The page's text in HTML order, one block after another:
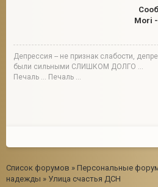
Mori -
Депрессия -- не признак слабости,
были сильными СЛИШКОМ ДОЛГО ...
Печаль ... Печаль ...
Список форумов » Персональные
надежды » Улица счастья ДСН